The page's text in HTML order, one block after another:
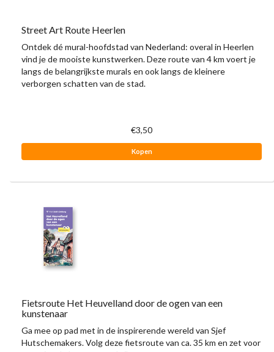
Street Art Route Heerlen
Ontdek dé mural-hoofdstad van Nederland: overal in Heerlen
vind je de mooiste kunstwerken. Deze route van 4 km voert je
langs de belangrijkste murals en ook langs de kleinere
verborgen schatten van de stad.
€3,50
Kopen
Fietsroute Het Heuvelland door de ogen van een
kunstenaar
Ga mee op pad met in de inspirerende wereld van Sjef
Hutschemakers. Volg deze fietsroute van ca. 35 km en zet voor